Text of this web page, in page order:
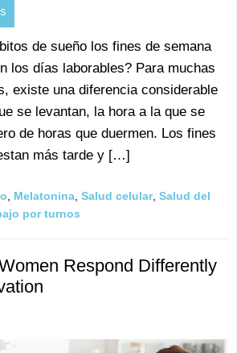
de sueño los fines de semana
los días laborables? Para muchas
existe una diferencia considerable
se levantan, la hora a la que se
de horas que duermen. Los fines
más tarde y […]
Melatonina Salud celular, Salud del
por turnos
Respond Differently